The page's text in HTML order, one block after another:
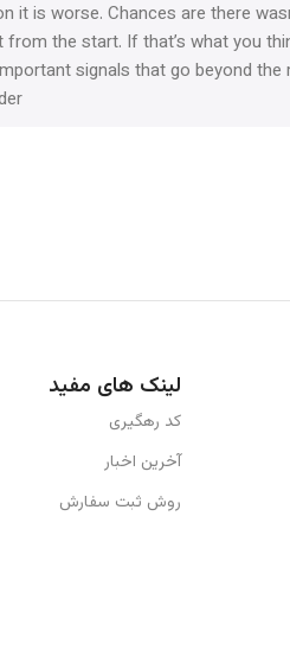
it is worse. Chances are there
the start. If that’s what you
signals that go beyond
لینک های مفید
کد رهگیری
آخرین اخبار
روش ثبت سفارش